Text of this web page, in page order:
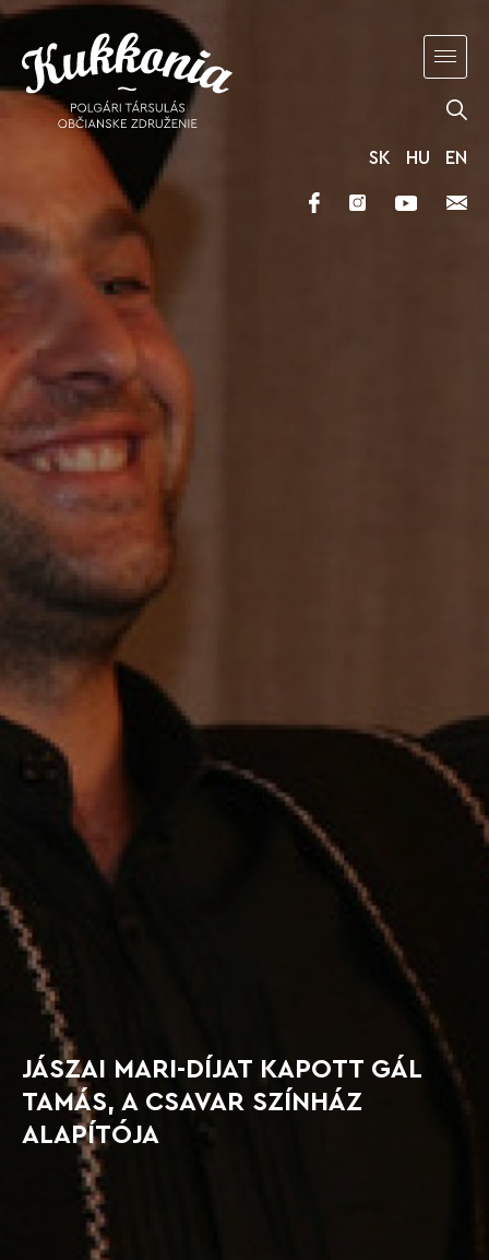
JÁSZAI MARI-DÍJAT KAPOTT GÁL
TAMÁS, A CSAVAR SZÍNHÁZ
ALAPÍTÓJA
SK HU EN